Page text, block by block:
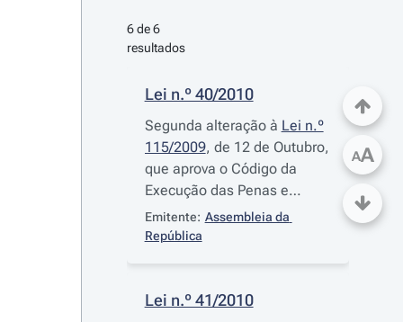
6 de 6
resultados
Lei n.º 40/2010
Segunda alteração à Lei n.º
115/2009, de 12 de Outubro,
que aprova o Código da
Execução das Penas e
Medidas Privativas da
Liberdade e 26.ª alteração
Emitente: Assembleia da
República
Lei n.º 41/2010
AA